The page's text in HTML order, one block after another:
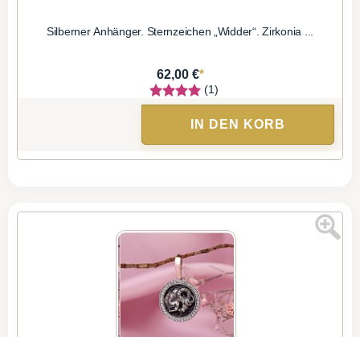
Silberner Anhänger. Sternzeichen „Widder“. Zirkonia ...
62,00 €*
(1)
IN DEN KORB